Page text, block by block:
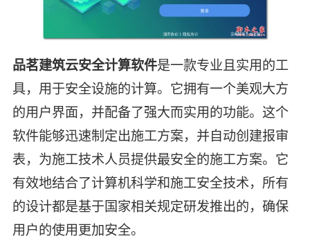
品茗建筑云安全计算软件是一款专业且实用的工
具，用于安全设施的计算。它拥有一个美观大方
的用户界面，并配备了强大而实用的功能。这个
软件能够迅速制定出施工方案，并自动创建报审
表，为施工技术人员提供最安全的施工方案。它
有效地结合了计算机科学和施工安全技术，所有
的设计都是基于国家相关规定研发推出的，确保
用户的使用更加安全。